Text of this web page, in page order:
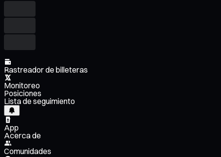
Rastreador de billeteras
Monitoreo
Posiciones
Lista de seguimiento
App
Acerca de
Comunidades